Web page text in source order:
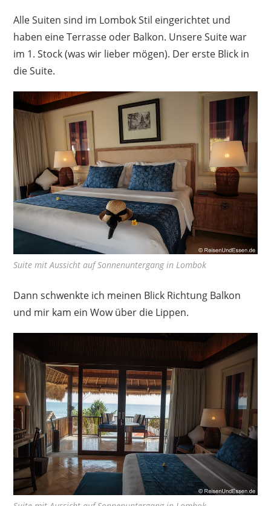
Alle Suiten sind im Lombok Stil eingerichtet und
haben eine Terrasse oder Balkon. Unsere Suite war
im 1. Stock (was wir lieber mögen). Der erste Blick in
die Suite.
Suite mit Aussicht auf Sonnenuntergang in Lombok
Dann schwenkte ich meinen Blick Richtung Balkon
und mir kam ein Wow über die Lippen.